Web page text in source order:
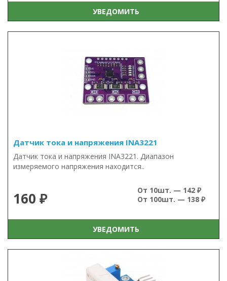
УВЕДОМИТЬ
Датчик тока и напряжения INA3221
Датчик тока и напряжения INA3221. Диапазон
измеряемого напряжения находится..
160 ₽
От 10шт. — 142 ₽
От 100шт. — 138 ₽
УВЕДОМИТЬ